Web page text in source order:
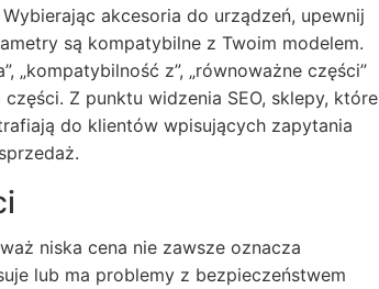
akcesoria do urządzeń, upewnij
są kompatybilne z Twoim modelem.
„kompatybilność z”, „równoważne części”
Z punktu widzenia SEO, sklepy, które
do klientów wpisujących zapytania
niska cena nie zawsze oznacza
lub ma problemy z bezpieczeństwem